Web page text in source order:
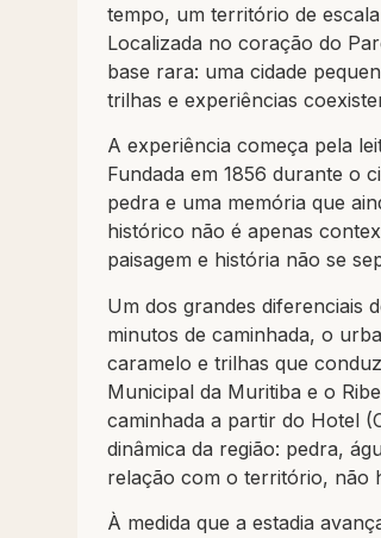
tempo, um território de
Localizada no coração do
base rara: uma cidade
trilhas e experiências
A experiência começa pela
Fundada em 1856 durante o
pedra e uma memória que
histórico não é apenas
paisagem e história não se
Um dos grandes diferenciais
minutos de caminhada, o
caramelo e trilhas que
Municipal da Muritiba e o
caminhada a partir do Hotel
dinâmica da região: pedra,
relação com o território, não
À medida que a estadia